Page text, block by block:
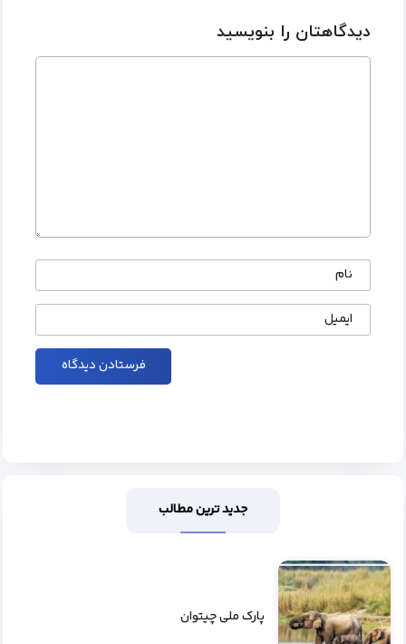
دیدگاهتان را بنویسید
نام
ایمیل
جدید ترین مطالب
پارک ملی چیتوان